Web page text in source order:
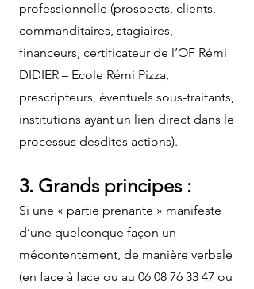
professionnelle (prospects, clients,
commanditaires, stagiaires,
financeurs, certificateur de l’OF Rémi
DIDIER – Ecole Rémi Pizza,
prescripteurs, éventuels sous-traitants,
institutions ayant un lien direct dans le
processus desdites actions).
3. Grands principes :
Si une « partie prenante » manifeste
d’une quelconque façon un
mécontentement, de manière verbale
(en face à face ou au 06 08 76 33 47 ou